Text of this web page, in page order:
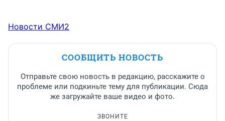
Новости СМИ2
СООБЩИТЬ НОВОСТЬ
Отправьте свою новость в редакцию, расскажите о
проблеме или подкиньте тему для публикации. Сюда
же загружайте ваше видео и фото.
ЗВОНИТЕ